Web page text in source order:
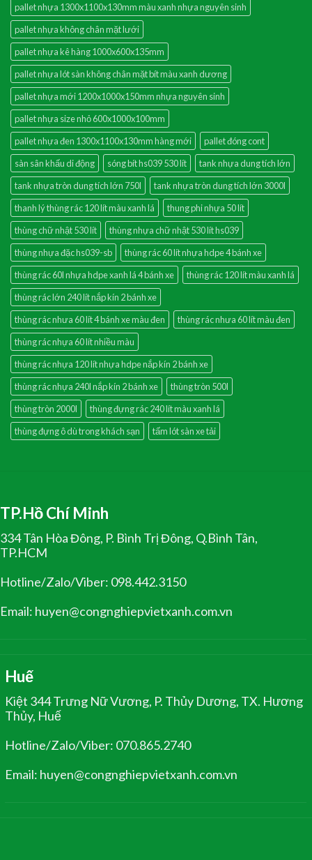
pallet nhựa 1300x1100x130mm màu xanh nhựa nguyên sinh
pallet nhựa không chân mặt lưới
pallet nhựa kê hàng 1000x600x135mm
pallet nhựa lót sàn không chân mặt bít màu xanh dương
pallet nhựa mới 1200x1000x150mm nhựa nguyên sinh
pallet nhựa size nhỏ 600x1000x100mm
pallet nhựa đen 1300x1100x130mm hàng mới
pallet đóng cont
sàn sân khấu di động
sóng bít hs039 530 lít
tank nhựa dung tích lớn
tank nhựa tròn dung tích lớn 750l
tank nhựa tròn dung tích lớn 3000l
thanh lý thùng rác 120 lít màu xanh lá
thung phi nhựa 50 lít
thùng chữ nhật 530 lít
thùng nhựa chữ nhật 530 lít hs039
thùng nhựa đặc hs039-sb
thùng rác 60 lít nhựa hdpe 4 bánh xe
thùng rác 60l nhựa hdpe xanh lá 4 bánh xe
thùng rác 120 lít màu xanh lá
thùng rác lớn 240 lít nắp kín 2 bánh xe
thùng rác nhưa 60 lít 4 bánh xe màu đen
thùng rác nhưa 60 lít màu đen
thùng rác nhựa 60 lít nhiều màu
thùng rác nhựa 120 lít nhựa hdpe nắp kín 2 bánh xe
thùng rác nhựa 240l nắp kín 2 bánh xe
thùng tròn 500l
thùng tròn 2000l
thùng đựng rác 240 lít màu xanh lá
thùng đựng ô dù trong khách sạn
tấm lót sàn xe tải
TP.Hồ Chí Minh
334 Tân Hòa Đông, P. Bình Trị Đông, Q.Bình Tân,
TP.HCM
Hotline/Zalo/Viber: 098.442.3150
Email: huyen@congnghiepvietxanh.com.vn
Huế
Kiệt 344 Trưng Nữ Vương, P. Thủy Dương, TX. Hương
Thủy, Huế
Hotline/Zalo/Viber: 070.865.2740
Email: huyen@congnghiepvietxanh.com.vn